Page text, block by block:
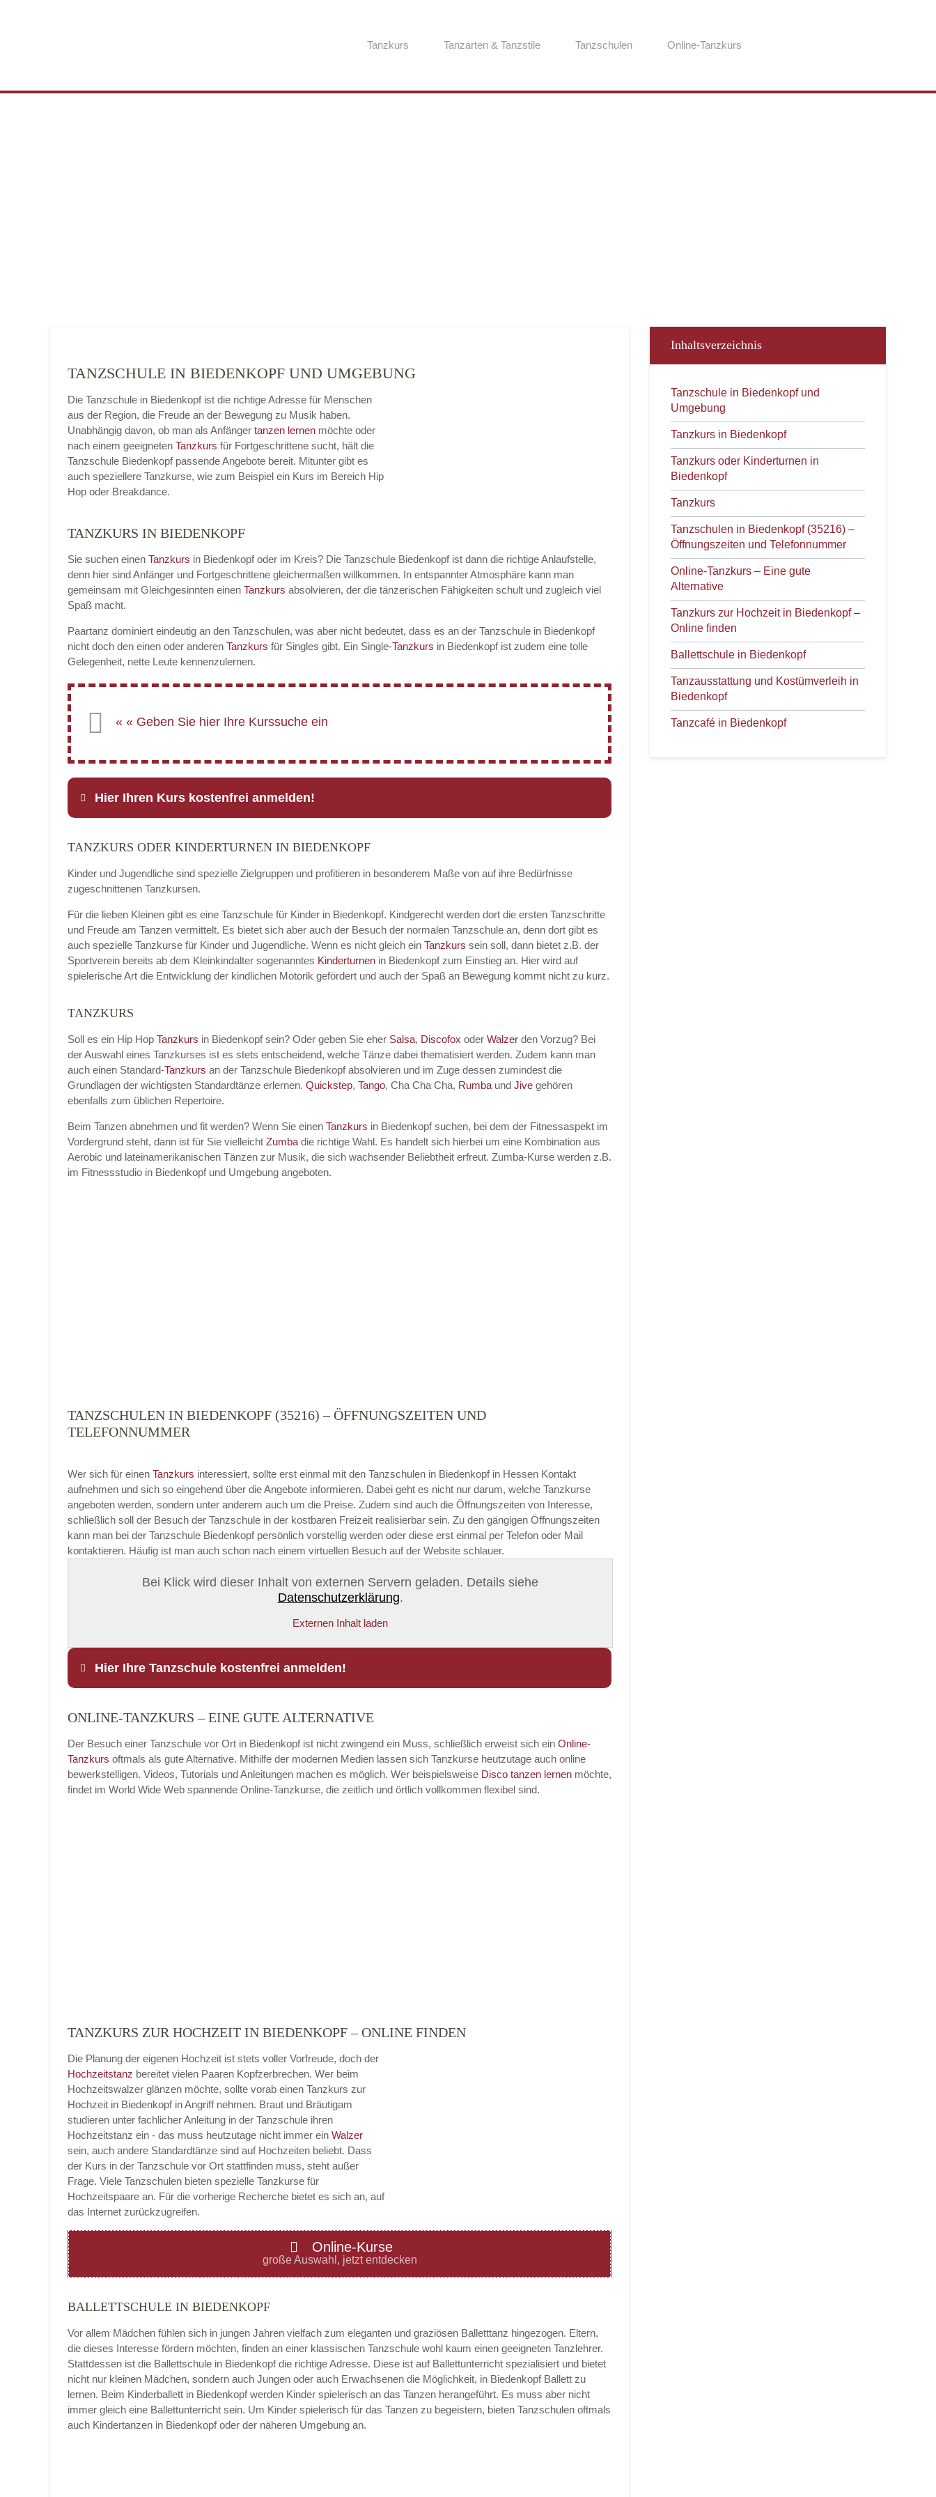
Tanzkurs Tanzarten & Tanzstile Tanzschulen Online-Tanzkurs
TANZSCHULE IN BIEDENKOPF UND UMGEBUNG
Die Tanzschule in Biedenkopf ist die richtige Adresse für Menschen
aus der Region, die Freude an der Bewegung zu Musik haben.
Unabhängig davon, ob man als Anfänger tanzen lernen möchte oder
nach einem geeigneten Tanzkurs für Fortgeschrittene sucht, hält die
Tanzschule Biedenkopf passende Angebote bereit. Mitunter gibt es
auch speziellere Tanzkurse, wie zum Beispiel ein Kurs im Bereich Hip
Hop oder Breakdance.
TANZKURS IN BIEDENKOPF
Sie suchen einen Tanzkurs in Biedenkopf oder im Kreis? Die Tanzschule Biedenkopf ist dann die richtige Anlaufstelle,
denn hier sind Anfänger und Fortgeschrittene gleichermaßen willkommen. In entspannter Atmosphäre kann man
gemeinsam mit Gleichgesinnten einen Tanzkurs absolvieren, der die tänzerischen Fähigkeiten schult und zugleich viel
Spaß macht.
Paartanz dominiert eindeutig an den Tanzschulen, was aber nicht bedeutet, dass es an der Tanzschule in Biedenkopf
nicht doch den einen oder anderen Tanzkurs für Singles gibt. Ein Single-Tanzkurs in Biedenkopf ist zudem eine tolle
Gelegenheit, nette Leute kennenzulernen.
Hier Ihren Kurs kostenfrei anmelden!
E-Mail*
Name der Tanzschule
Kontakt E-Mail
Kontakt Telefonnummer
ABSENDEN
TANZKURS ODER KINDERTURNEN IN BIEDENKOPF
Kinder und Jugendliche sind spezielle Zielgruppen und profitieren in besonderem Maße von auf ihre Bedürfnisse
zugeschnittenen Tanzkursen.
Für die lieben Kleinen gibt es eine Tanzschule für Kinder in Biedenkopf. Kindgerecht werden dort die ersten Tanzschritte
und Freude am Tanzen vermittelt. Es bietet sich aber auch der Besuch der normalen Tanzschule an, denn dort gibt es
auch spezielle Tanzkurse für Kinder und Jugendliche. Wenn es nicht gleich ein Tanzkurs sein soll, dann bietet z.B. der
Sportverein bereits ab dem Kleinkindalter sogenanntes Kinderturnen in Biedenkopf zum Einstieg an. Hier wird auf
spielerische Art die Entwicklung der kindlichen Motorik gefördert und auch der Spaß an Bewegung kommt nicht zu kurz.
TANZKURS
Soll es ein Hip Hop Tanzkurs in Biedenkopf sein? Oder geben Sie eher Salsa, Discofox oder Walzer den Vorzug? Bei
der Auswahl eines Tanzkurses ist es stets entscheidend, welche Tänze dabei thematisiert werden. Zudem kann man
auch einen Standard-Tanzkurs an der Tanzschule Biedenkopf absolvieren und im Zuge dessen zumindest die
Grundlagen der wichtigsten Standardtänze erlernen. Quickstep, Tango, Cha Cha Cha, Rumba und Jive gehören
ebenfalls zum üblichen Repertoire.
Beim Tanzen abnehmen und fit werden? Wenn Sie einen Tanzkurs in Biedenkopf suchen, bei dem der Fitnessaspekt im
Vordergrund steht, dann ist für Sie vielleicht Zumba die richtige Wahl. Es handelt sich hierbei um eine Kombination aus
Aerobic und lateinamerikanischen Tänzen zur Musik, die sich wachsender Beliebtheit erfreut. Zumba-Kurse werden z.B.
im Fitnessstudio in Biedenkopf und Umgebung angeboten.
TANZSCHULEN IN BIEDENKOPF (35216) – ÖFFNUNGSZEITEN UND
TELEFONNUMMER
Wer sich für einen Tanzkurs interessiert, sollte erst einmal mit den Tanzschulen in Biedenkopf in Hessen Kontakt
aufnehmen und sich so eingehend über die Angebote informieren. Dabei geht es nicht nur darum, welche Tanzkurse
angeboten werden, sondern unter anderem auch um die Preise. Zudem sind auch die Öffnungszeiten von Interesse,
schließlich soll der Besuch der Tanzschule in der kostbaren Freizeit realisierbar sein. Zu den gängigen Öffnungszeiten
kann man bei der Tanzschule Biedenkopf persönlich vorstellig werden oder diese erst einmal per Telefon oder Mail
kontaktieren. Häufig ist man auch schon nach einem virtuellen Besuch auf der Website schlauer.
Bei Klick wird dieser Inhalt von externen Servern geladen. Details siehe
Datenschutzerklärung.
Externen Inhalt laden
Hier Ihre Tanzschule kostenfrei anmelden!
E-Mail*
Telefonnummer
E-Mail-Adresse
—
HINZUFÜGEN
Mittwoch — ÖFFNUNGSZEITEN
HINZUFÜGEN
ONLINE-TANZKURS – EINE GUTE ALTERNATIVE
Der Besuch einer Tanzschule vor Ort in Biedenkopf ist nicht zwingend ein Muss, schließlich erweist sich ein Online-
Tanzkurs oftmals als gute Alternative. Mithilfe der modernen Medien lassen sich Tanzkurse heutzutage auch online
bewerkstelligen. Videos, Tutorials und Anleitungen machen es möglich. Wer beispielsweise Disco tanzen lernen möchte,
findet im World Wide Web spannende Online-Tanzkurse, die zeitlich und örtlich vollkommen flexibel sind.
TANZKURS ZUR HOCHZEIT IN BIEDENKOPF – ONLINE FINDEN
Die Planung der eigenen Hochzeit ist stets voller Vorfreude, doch der
Hochzeitstanz bereitet vielen Paaren Kopfzerbrechen. Wer beim
Hochzeitswalzer glänzen möchte, sollte vorab einen Tanzkurs zur
Hochzeit in Biedenkopf in Angriff nehmen. Braut und Bräutigam
studieren unter fachlicher Anleitung in der Tanzschule ihren
Hochzeitstanz ein - das muss heutzutage nicht immer ein Walzer
sein, auch andere Standardtänze sind auf Hochzeiten beliebt. Dass
der Kurs in der Tanzschule vor Ort stattfinden muss, steht außer
Frage. Viele Tanzschulen bieten spezielle Tanzkurse für
Hochzeitspaare an. Für die vorherige Recherche bietet es sich an, auf
das Internet zurückzugreifen.
Online-Kurse
große Auswahl, jetzt entdecken
BALLETTSCHULE IN BIEDENKOPF
Vor allem Mädchen fühlen sich in jungen Jahren vielfach zum eleganten und graziösen Balletttanz hingezogen. Eltern,
die dieses Interesse fördern möchten, finden an einer klassischen Tanzschule wohl kaum einen geeigneten Tanzlehrer.
Stattdessen ist die Ballettschule in Biedenkopf die richtige Adresse. Diese ist auf Ballettunterricht spezialisiert und bietet
nicht nur kleinen Mädchen, sondern auch Jungen oder auch Erwachsenen die Möglichkeit, in Biedenkopf Ballett zu
lernen. Beim Kinderballett in Biedenkopf werden Kinder spielerisch an das Tanzen herangeführt. Es muss aber nicht
immer gleich eine Ballettunterricht sein. Um Kinder spielerisch für das Tanzen zu begeistern, bieten Tanzschulen oftmals
auch Kindertanzen in Biedenkopf oder der näheren Umgebung an.
Inhaltsverzeichnis
Tanzschule in Biedenkopf und
Umgebung
Tanzkurs in Biedenkopf
Tanzkurs oder Kinderturnen in
Biedenkopf
Tanzkurs
Tanzschulen in Biedenkopf (35216) –
Öffnungszeiten und Telefonnummer
Online-Tanzkurs – Eine gute
Alternative
Tanzkurs zur Hochzeit in Biedenkopf –
Online finden
Ballettschule in Biedenkopf
Tanzausstattung und Kostümverleih in
Biedenkopf
Tanzcafé in Biedenkopf